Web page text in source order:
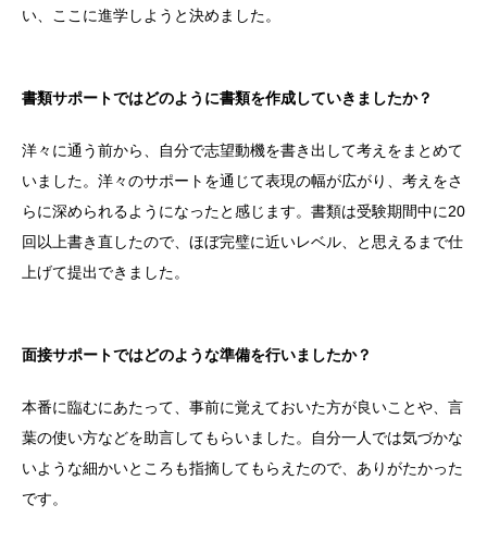
い、ここに進学しようと決めました。
書類サポートではどのように書類を作成していきましたか？
洋々に通う前から、自分で志望動機を書き出して考えをまとめて
いました。洋々のサポートを通じて表現の幅が広がり、考えをさ
らに深められるようになったと感じます。書類は受験期間中に20
回以上書き直したので、ほぼ完璧に近いレベル、と思えるまで仕
上げて提出できました。
面接サポートではどのような準備を行いましたか？
本番に臨むにあたって、事前に覚えておいた方が良いことや、言
葉の使い方などを助言してもらいました。自分一人では気づかな
いような細かいところも指摘してもらえたので、ありがたかった
です。